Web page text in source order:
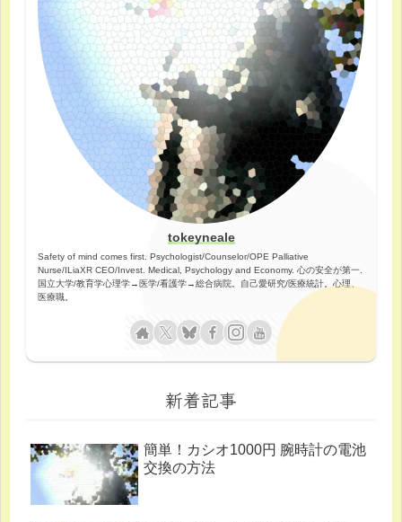
tokeyneale
Safety of mind comes first. Psychologist/Counselor/OPE Palliative
Nurse/ILiaXR CEO/Invest. Medical, Psychology and Economy. 心の安全が第一.
国立大学/教育学心理学→医学/看護学→総合病院。自己愛研究/医療統計。心理、
医療職。
新着記事
簡単！カシオ1000円 腕時計の電池
交換の方法